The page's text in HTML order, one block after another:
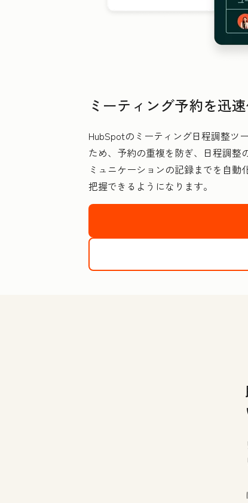
ミーティング予約を迅
HubSpotのミーティング日程調整ツ
ため、予約の重複を防ぎ、日程調整
ミュニケーションの記録までを自
把握できるようになります。